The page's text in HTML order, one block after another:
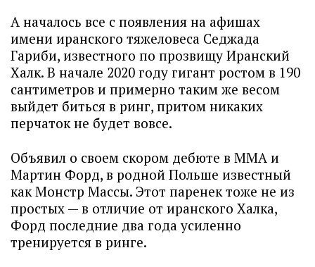
А началось все с появления на афишах
имени иранского тяжеловеса Седжада
Гариби, известного по прозвищу Иранский
Халк. В начале 2020 году гигант ростом в 190
сантиметров и примерно таким же весом
выйдет биться в ринг, притом никаких
перчаток не будет вовсе.
Объявил о своем скором дебюте в ММА и
Мартин Форд, в родной Польше известный
как Монстр Массы. Этот паренек тоже не из
простых — в отличие от иранского Халка,
Форд последние два года усиленно
тренируется в ринге.